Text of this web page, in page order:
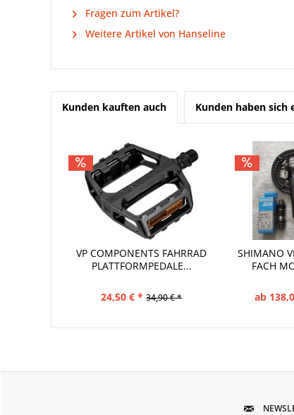
Fragen zum Artikel?
Weitere Artikel von Hanseline
Kunden kauften auch Kunden haben sich
VP COMPONENTS FAHRRAD
PLATTFORMPEDALE...
24,50 € * 34,90 € *
SHIMANO
ACH
ab